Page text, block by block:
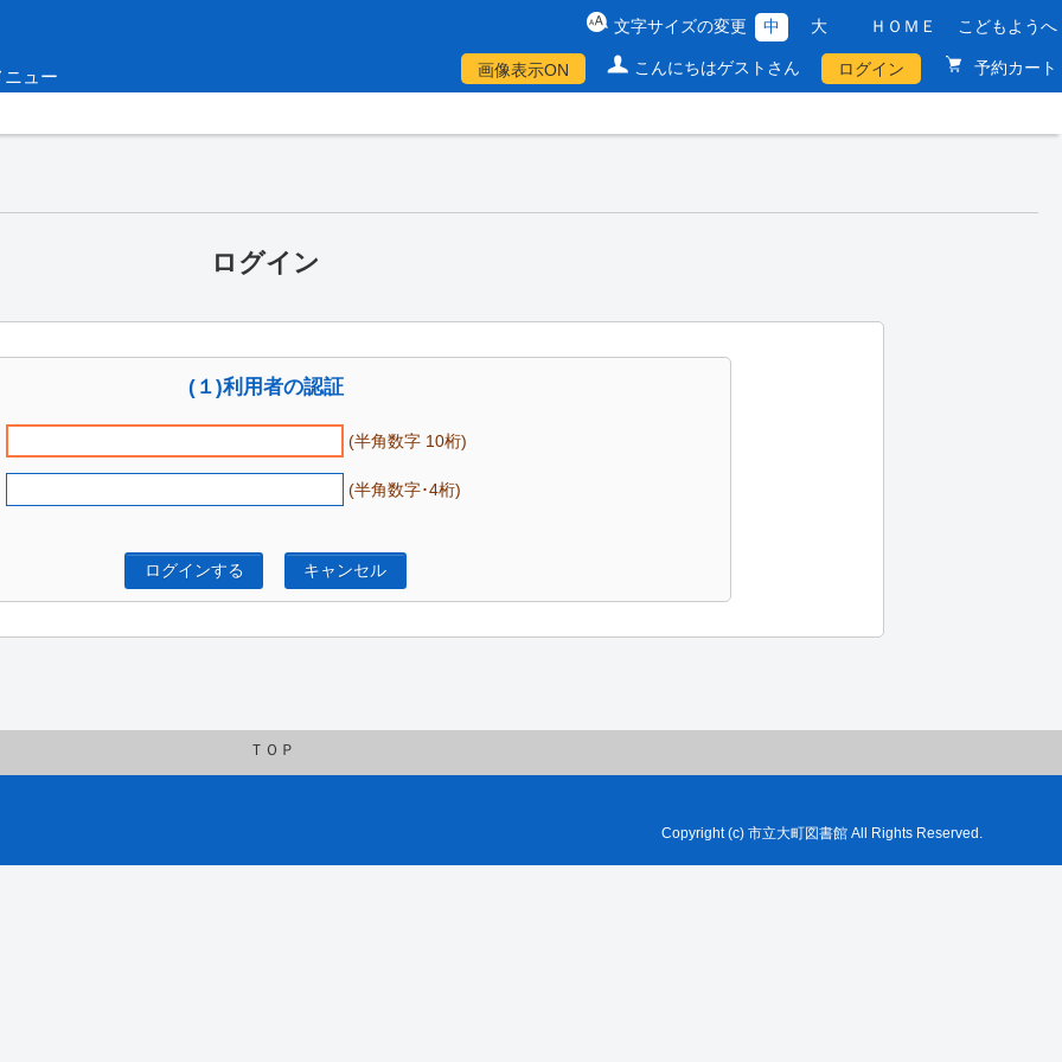
ニュー
文字サイズの変更 中 大 ＨＯＭＥ こどもようへ
画像表示ON こんにちはゲストさん ログイン 予約カート
ログイン
(１)利用者の認証
(半角数字 10桁)
(半角数字･4桁)
ログインする キャンセル
ＴＯＰ
Copyright (c) 市立大町図書館 All Rights Reserved.